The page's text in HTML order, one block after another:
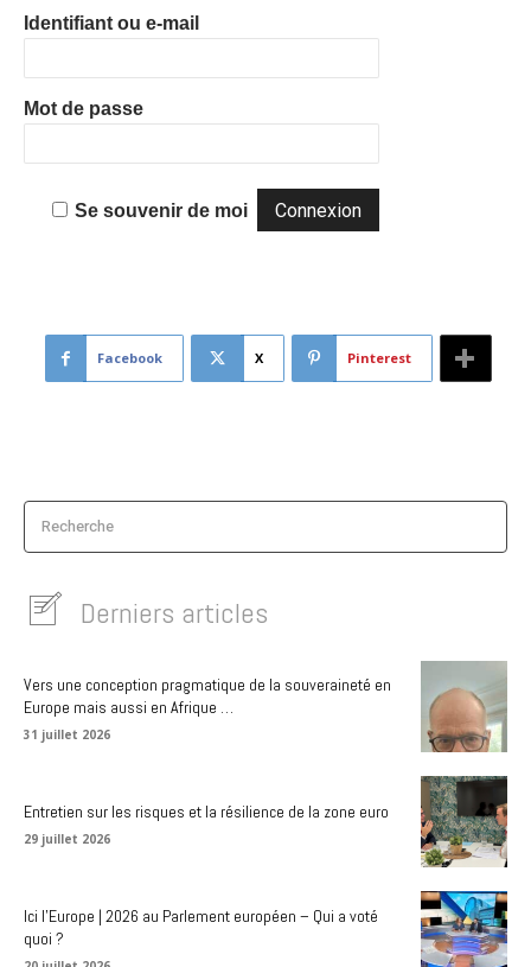
Identifiant ou e-mail
Mot de passe
Se souvenir de moi
Facebook X Pinterest
Recherche
Derniers articles
Vers une conception pragmatique de la souveraineté en
Europe mais aussi en Afrique …
31 juillet 2026
Entretien sur les risques et la résilience de la zone euro
29 juillet 2026
Ici l’Europe | 2026 au Parlement européen – Qui a voté
quoi ?